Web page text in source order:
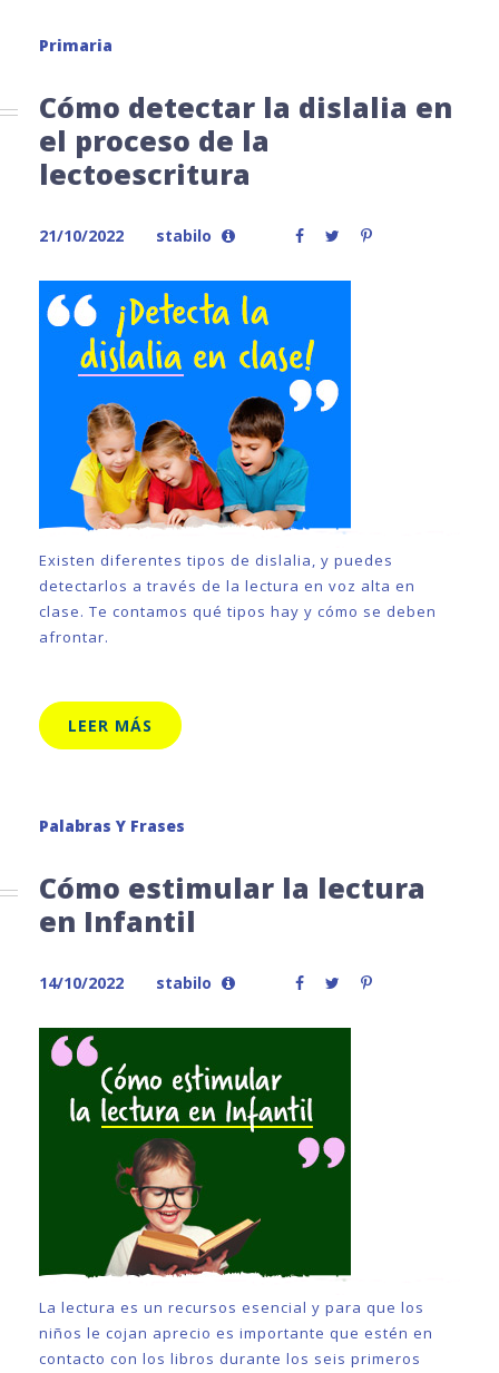
Primaria
Cómo detectar la dislalia en
el proceso de la
lectoescritura
21/10/2022 stabilo
Existen diferentes tipos de dislalia, y puedes
detectarlos a través de la lectura en voz alta en
clase. Te contamos qué tipos hay y cómo se deben
afrontar.
LEER MÁS
Palabras Y Frases
Cómo estimular la lectura
en Infantil
14/10/2022 stabilo
La lectura es un recursos esencial y para que los
niños le cojan aprecio es importante que estén en
contacto con los libros durante los seis primeros